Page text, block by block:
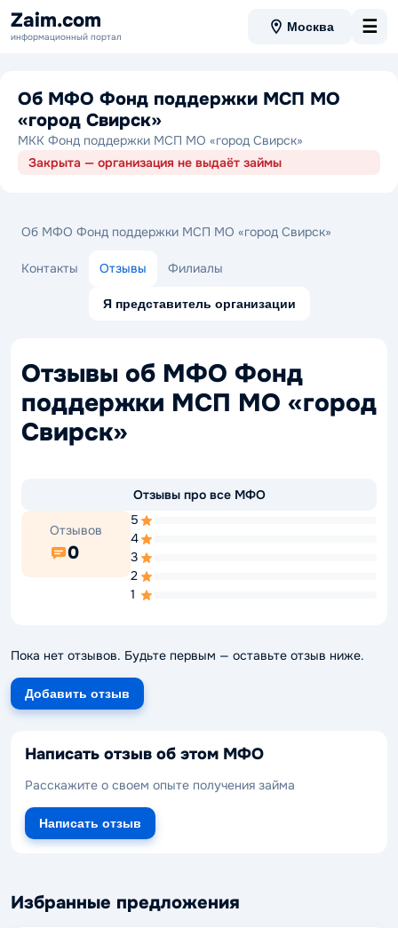
Zaim.com
информационный портал
Москва ☰
Об МФО Фонд поддержки МСП МО
«город Свирск»
МКК Фонд поддержки МСП МО «город Свирск»
Закрыта — организация не выдаёт займы
Об МФО Фонд поддержки МСП МО «город Свирск»
Контакты Отзывы Филиалы
Я представитель организации
Отзывы об МФО Фонд
поддержки МСП МО «город
Свирск»
Отзывы про все МФО
Отзывов
0
5
4
3
2
1
Пока нет отзывов. Будьте первым — оставьте отзыв ниже.
Добавить отзыв
Написать отзыв об этом МФО
Расскажите о своем опыте получения займа
Написать отзыв
Избранные предложения